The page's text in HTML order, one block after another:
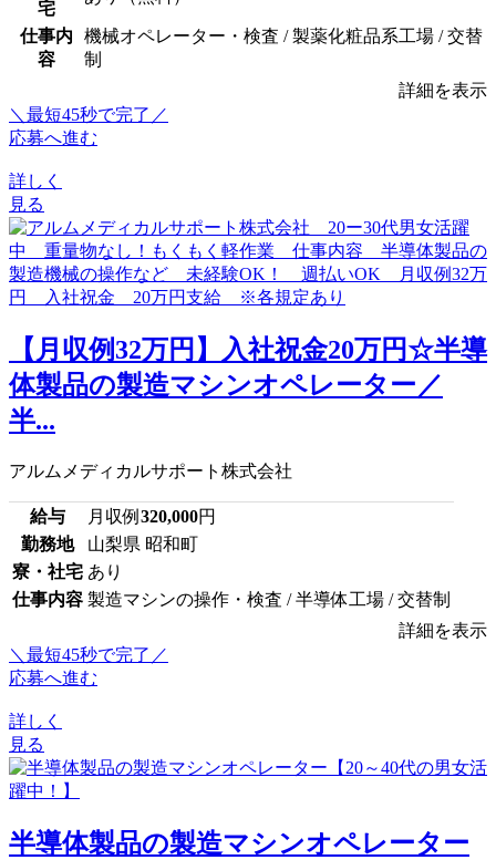
宅
仕事内
容
機械オペレーター・検査 / 製薬化粧品系工場 / 交替
制
詳細を表示
＼最短45秒で完了／
応募へ進む
詳しく
見る
【月収例32万円】入社祝金20万円☆半導
体製品の製造マシンオペレーター／
半...
アルムメディカルサポート株式会社
給与 月収例 320,000円
勤務地
山梨県 昭和町
寮・社宅 あり
仕事内容 製造マシンの操作・検査 / 半導体工場 / 交替制
詳細を表示
＼最短45秒で完了／
応募へ進む
詳しく
見る
半導体製品の製造マシンオペレーター